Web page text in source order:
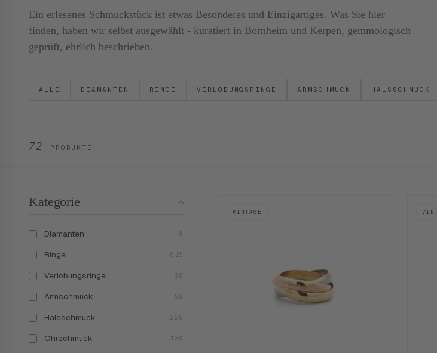
Ein erlesenes Schmuckstück ist etwas Besonderes und Einzigartiges. Was Sie hier
finden, haben wir selbst ausgewählt - kuratiert in Bornheim und Kerpen, gemmologisch
geprüft, ehrlich beschrieben.
ALLE DIAMANTEN RINGE VERLOBUNGSRINGE ARMSCHMUCK HALSSCHMUCK
72 PRODUKTE
Kategorie
Diamanten 8
Ringe 615
Verlobungsringe 20
Armschmuck 99
Halsschmuck 229
Ohrschmuck 130
VINTAGE